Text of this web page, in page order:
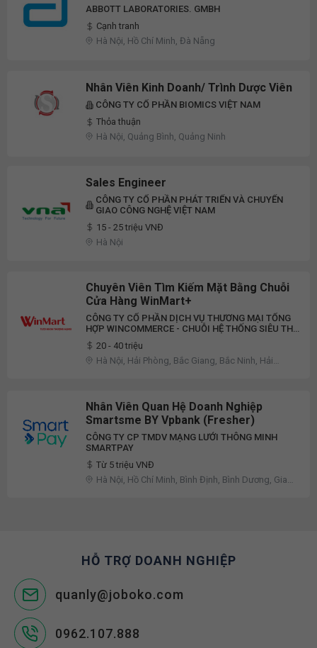
ABBOTT LABORATORIES. GMBH
Cạnh tranh
Hà Nội, Hồ Chí Minh, Đà Nẵng
Nhân Viên Kinh Doanh/ Trình Dược Viên
CÔNG TY CỔ PHẦN BIOMICS VIỆT NAM
Thỏa thuận
Hà Nội, Quảng Bình, Quảng Ninh
Sales Engineer
CÔNG TY CỔ PHẦN PHÁT TRIỂN VÀ CHUYỂN
GIAO CÔNG NGHỆ VIỆT NAM
15 - 25 triệu VNĐ
Hà Nội
Chuyên Viên Tìm Kiếm Mặt Bằng Chuỗi
Cửa Hàng WinMart+
CÔNG TY CỔ PHẦN DỊCH VỤ THƯƠNG MẠI TỔNG
HỢP WINCOMMERCE - CHUỖI HỆ THỐNG SIÊU THỊ
WINMART
20 - 40 triệu
Hà Nội, Hải Phòng, Bắc Giang, Bắc Ninh, Hải
Nhân Viên Quan Hệ Doanh Nghiệp
Smartsme BY Vpbank (Fresher)
CÔNG TY CP TMDV MẠNG LƯỚI THÔNG MINH
SMARTPAY
Từ 5 triệu VNĐ
Hà Nội, Hồ Chí Minh, Bình Định, Bình Dương, Gia
HỖ TRỢ DOANH NGHIỆP
quanly@joboko.com
0962.107.888